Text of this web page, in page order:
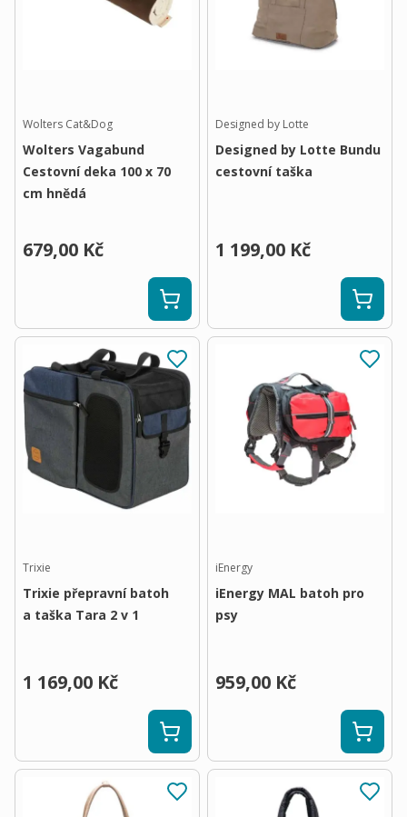
Wolters Cat&Dog
Wolters Vagabund
Cestovní deka 100 x 70
cm hnědá
679,00 Kč
Designed by Lotte
Designed by Lotte Bundu
cestovní taška
1 199,00 Kč
Trixie
Trixie přepravní batoh
a taška Tara 2 v 1
1 169,00 Kč
iEnergy
iEnergy MAL batoh pro
psy
959,00 Kč